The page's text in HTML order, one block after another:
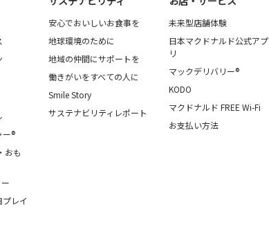
ー®
おも
レイ
安心でおいしいお食事を
地球環境のために
地域の仲間にサポートを
働きがいをすべての人に
Smile Story
サステナビリティレポート
未来型店舗体験
日本マクドナルド公式アプ
リ
マックデリバリー®
KODO
マクドナルド FREE Wi-Fi
お支払い方法